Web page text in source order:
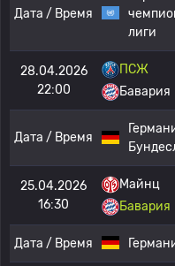
Дата / Время
лиги
28.04.2026
22:00
ПСЖ
Бавария
Дата / Время
25.04.2026
16:30
Майнц
Бавария
Дата / Время